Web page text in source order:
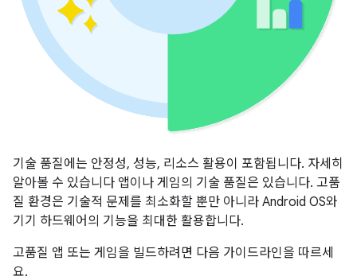
기술 품질에는 안정성, 성능, 리소스 활용이 포함됩니다. 자세히
알아볼 수 있습니다 앱이나 게임의 기술 품질은 있습니다. 고품
질 환경은 기술적 문제를 최소화할 뿐만 아니라 Android OS와
기기 하드웨어의 기능을 최대한 활용합니다.
고품질 앱 또는 게임을 빌드하려면 다음 가이드라인을 따르세
요.